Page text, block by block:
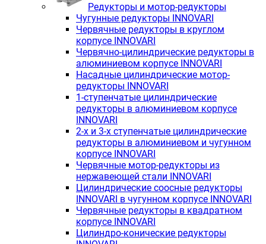
Редукторы и мотор-редукторы
Чугунные редукторы INNOVARI
Червячные редукторы в круглом
корпусе INNOVARI
Червячно-цилиндрические редукторы в
алюминиевом корпусе INNOVARI
Насадные цилиндрические мотор-
редукторы INNOVARI
1-ступенчатые цилиндрические
редукторы в алюминиевом корпусе
INNOVARI
2-х и 3-х ступенчатые цилиндрические
редукторы в алюминиевом и чугунном
корпусе INNOVARI
Червячные мотор-редукторы из
нержавеющей стали INNOVARI
Цилиндрические соосные редукторы
INNOVARI в чугунном корпусе INNOVARI
Червячные редукторы в квадратном
корпусе INNOVARI
Цилиндро-конические редукторы